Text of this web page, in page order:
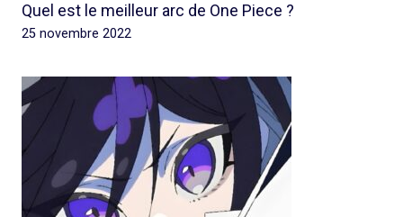
Quel est le meilleur arc de One Piece ?
25 novembre 2022